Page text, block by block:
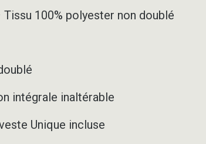
100% polyester non doublé
intégrale inaltérable
Unique incluse